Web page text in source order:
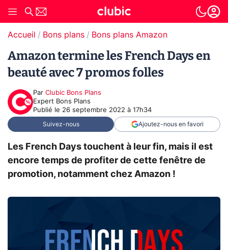
Accueil Bons plans Bons plans Amazon
Amazon termine les French Days en
beauté avec 7 promos folles
Par Clubic Bons Plans
Expert Bons Plans
Publié le 26 septembre 2022 à 17h34
Suivez-nous Ajoutez-nous en favori
Les French Days touchent à leur fin, mais il est
encore temps de profiter de cette fenêtre de
promotion, notamment chez Amazon !